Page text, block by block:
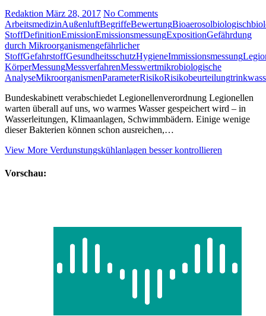
Redaktion März 28, 2017 No Comments
ArbeitsmedizinAußenluftBegriffeBewertungBioaerosolbiologisch
StoffDefinitionEmissionEmissionsmessungExpositionGefährdung
durch Mikroorganismengefährlicher
StoffGefahrstoffGesundheitsschutzHygieneImmissionsmessung
KörperMessungMessverfahrenMesswertmikrobiologische
AnalyseMikroorganismenParameterRisikoRisikobeurteilung
Bundeskabinett verabschiedet Legionellenverordnung Legionellen
warten überall auf uns, wo warmes Wasser gespeichert wird – in
Wasserleitungen, Klimaanlagen, Schwimmbädern. Einige wenige
dieser Bakterien können schon ausreichen,…
View More Verdunstungskühlanlagen besser kontrollieren
Vorschau: